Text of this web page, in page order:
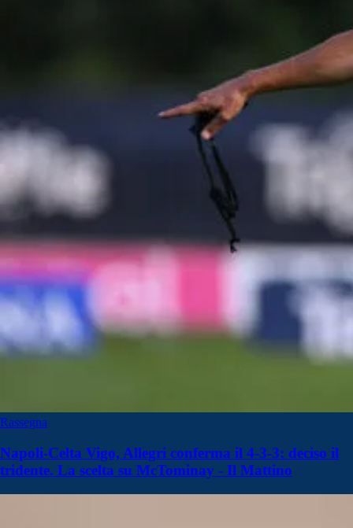
Rassegna
Napoli-Celta Vigo, Allegri conferma il 4-3-3: deciso il
tridente. La scelta su McTominay - Il Mattino